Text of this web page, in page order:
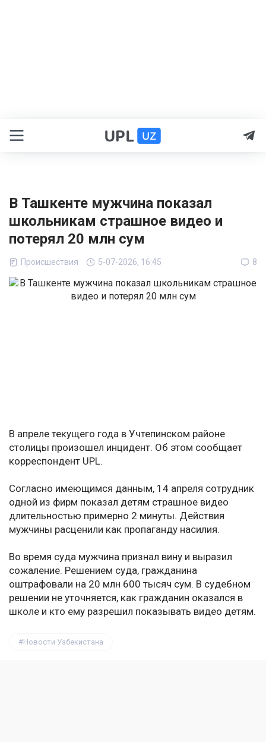
В Ташкенте мужчина показал
школьникам страшное видео и
потерял 20 млн сум
Происшествия 5-07-2026, 16:45 8
В апреле текущего года в Учтепинском районе
столицы произошел инцидент. Об этом сообщает
корреспондент UPL.
Согласно имеющимся данным, 14 апреля сотрудник
одной из фирм показал детям страшное видео
длительностью примерно 2 минуты. Действия
мужчины расценили как пропаганду насилия.
Во время суда мужчина признал вину и выразил
сожаление. Решением суда, гражданина
оштрафовали на 20 млн 600 тысяч сум. В судебном
решении не уточняется, как гражданин оказался в
школе и кто ему разрешил показывать видео детям.
Новости Узбекистана